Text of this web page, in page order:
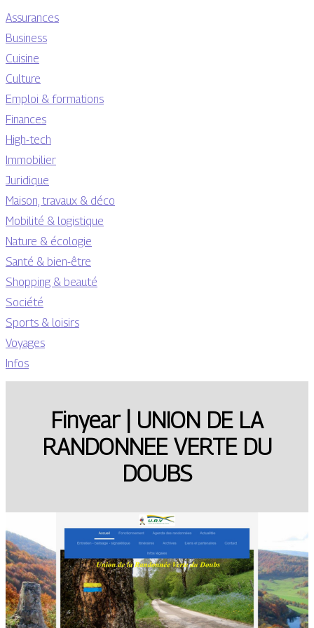
Assurances
Business
Cuisine
Culture
Emploi & formations
Finances
High-tech
Immobilier
Juridique
Maison, travaux & déco
Mobilité & logistique
Nature & écologie
Santé & bien-être
Shopping & beauté
Société
Sports & loisirs
Voyages
Infos
Finyear | UNION DE LA
RANDONNEE VERTE DU
DOUBS